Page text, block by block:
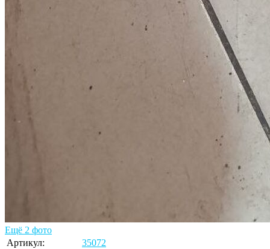
Ещё 2 фото
Артикул:
35072